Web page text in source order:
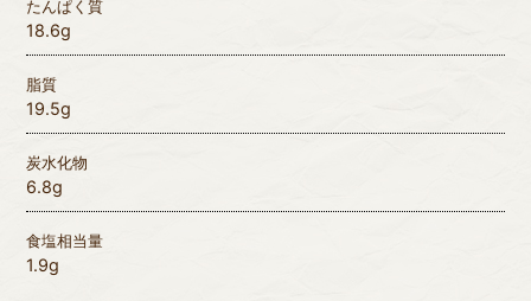
たんぱく質
18.6g
脂質
19.5g
炭水化物
6.8g
食塩相当量
1.9g